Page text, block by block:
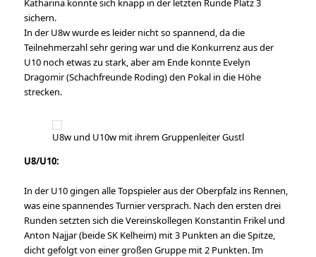
Katharina konnte sich knapp in der letzten Runde Platz 3
sichern.
In der U8w wurde es leider nicht so spannend, da die
Teilnehmerzahl sehr gering war und die Konkurrenz aus der
U10 noch etwas zu stark, aber am Ende konnte Evelyn
Dragomir (Schachfreunde Roding) den Pokal in die Höhe
strecken.
U8w und U10w mit ihrem Gruppenleiter Gustl
U8/U10:
In der U10 gingen alle Topspieler aus der Oberpfalz ins Rennen,
was eine spannendes Turnier versprach. Nach den ersten drei
Runden setzten sich die Vereinskollegen Konstantin Frikel und
Anton Najjar (beide SK Kelheim) mit 3 Punkten an die Spitze,
dicht gefolgt von einer großen Gruppe mit 2 Punkten. Im